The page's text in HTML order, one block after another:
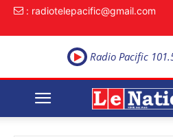
: radiotelepacific@gmail.com
Radio Pacific